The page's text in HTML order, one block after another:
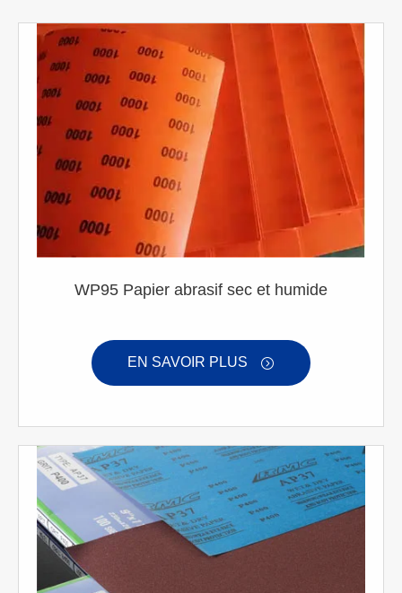
WP95 Papier abrasif sec et humide
EN SAVOIR PLUS 